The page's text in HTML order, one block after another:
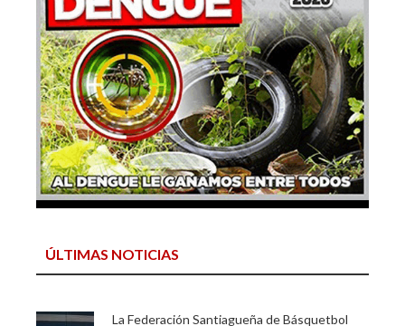
ÚLTIMAS NOTICIAS
La Federación Santiagueña de Básquetbol